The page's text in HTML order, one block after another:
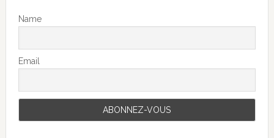
Name
Email